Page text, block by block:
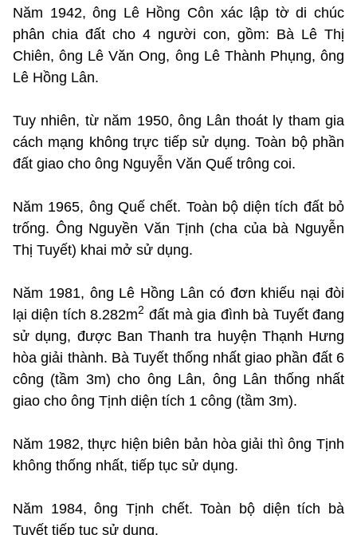
Năm 1942, ông Lê Hồng Côn xác lập tờ di chúc
phân chia đất cho 4 người con, gồm: Bà Lê Thị
Chiên, ông Lê Văn Ong, ông Lê Thành Phụng, ông
Lê Hồng Lân.
Tuy nhiên, từ năm 1950, ông Lân thoát ly tham gia
cách mạng không trực tiếp sử dụng. Toàn bộ phần
đất giao cho ông Nguyễn Văn Quế trông coi.
Năm 1965, ông Quế chết. Toàn bộ diện tích đất bỏ
trống. Ông Nguyền Văn Tịnh (cha của bà Nguyễn
Thị Tuyết) khai mở sử dụng.
Năm 1981, ông Lê Hồng Lân có đơn khiếu nại đòi
lại diện tích 8.282m2 đất mà gia đình bà Tuyết đang
sử dụng, được Ban Thanh tra huyện Thạnh Hưng
hòa giải thành. Bà Tuyết thống nhất giao phần đất 6
công (tầm 3m) cho ông Lân, ông Lân thống nhất
giao cho ông Tịnh diện tích 1 công (tầm 3m).
Năm 1982, thực hiện biên bản hòa giải thì ông Tịnh
không thống nhất, tiếp tục sử dụng.
Năm 1984, ông Tịnh chết. Toàn bộ diện tích bà
Tuyết tiếp tục sử dụng.